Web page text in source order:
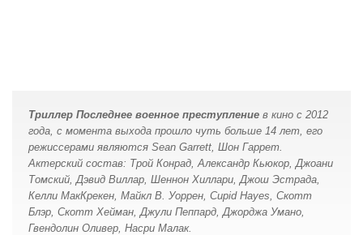
Триллер Последнее военное преступление в кино с 2012
года, с момента выхода прошло чуть больше 14 лет, его
режиссерами являются Sean Garrett, Шон Гаррет.
Актерский состав: Трой Конрад, Александр Кьюкор, Джоани
Томский, Дэвид Виллар, Шеннон Хиллари, Джош Эстрада,
Келли МакКрекен, Майкл В. Уоррен, Cupid Hayes, Скотт
Блэр, Скотт Хейман, Джули Пеппард, Джорджа Умано,
Гвендолин Оливер, Насри Малак.